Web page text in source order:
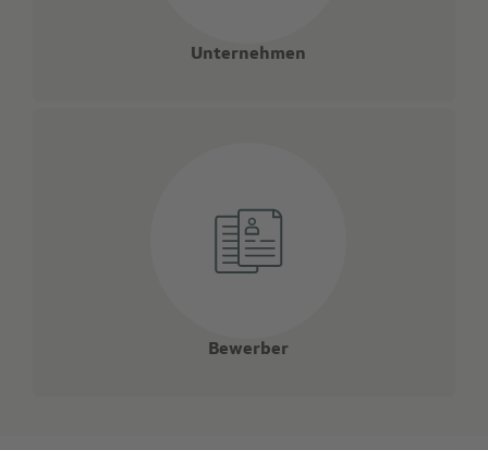
Unternehmen
Bewerber